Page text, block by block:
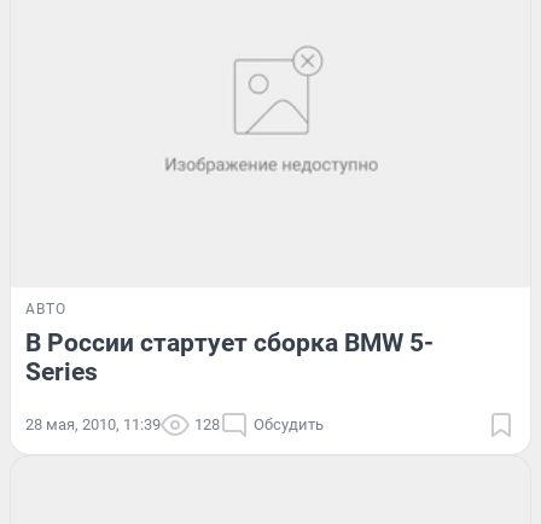
АВТО
В России стартует сборка BMW 5-
Series
28 мая, 2010, 11:39 128 Обсудить